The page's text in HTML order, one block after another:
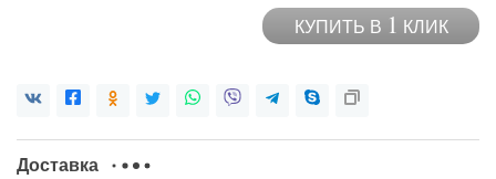
КУПИТЬ В 1 КЛИК
Доставка